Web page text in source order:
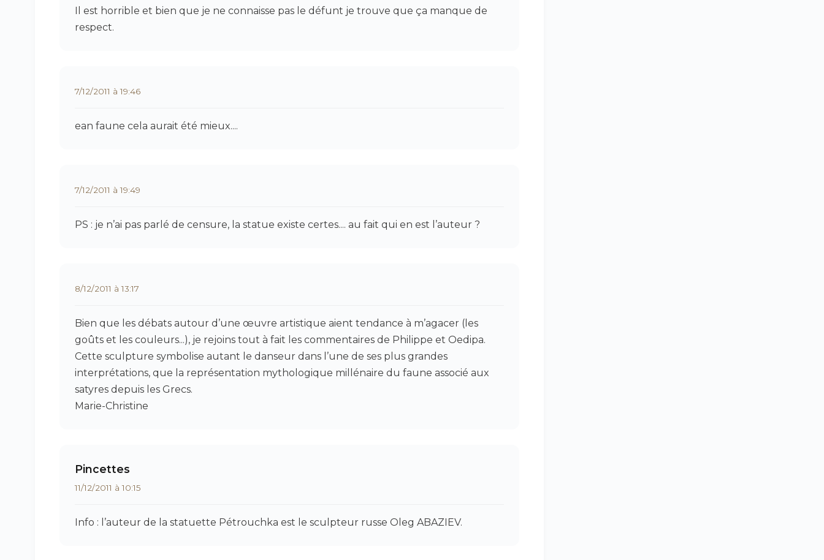
Il est horrible et bien que je ne connaisse pas le défunt je trouve que ça manque de
respect.
7/12/2011 à 19:46
ean faune cela aurait été mieux....
7/12/2011 à 19:49
PS : je n’ai pas parlé de censure, la statue existe certes.... au fait qui en est l’auteur ?
8/12/2011 à 13:17
Bien que les débats autour d’une œuvre artistique aient tendance à m’agacer (les
goûts et les couleurs...), je rejoins tout à fait les commentaires de Philippe et Oedipa.
Cette sculpture symbolise autant le danseur dans l’une de ses plus grandes
interprétations, que la représentation mythologique millénaire du faune associé aux
satyres depuis les Grecs.
Marie-Christine
Pincettes
11/12/2011 à 10:15
Info : l’auteur de la statuette Pétrouchka est le sculpteur russe Oleg ABAZIEV.